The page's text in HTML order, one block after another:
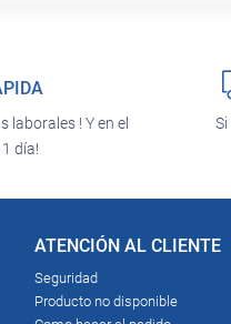
laborales ! Y en el
día!
ATENCIÓN AL CLIENTE
Seguridad
Producto no disponible